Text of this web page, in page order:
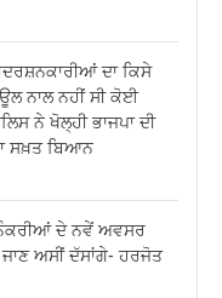
ਦਾ ਕਿਸੇ
ਨਾਲ ਨਹੀਂ ਸੀ ਕੋਈ
ਨੇ ਖੋਲ੍ਹੀ ਭਾਜਪਾ ਦੀ
ਸਖ਼ਤ ਬਿਆਨ
ਦੇ ਨਵੇਂ ਅਵਸਰ
ਜਾਣ ਅਸੀਂ ਦੱਸਾਂਗੇ- ਹਰਜੋਤ